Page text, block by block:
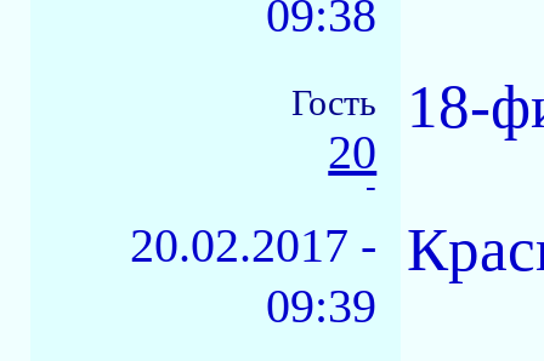
09:38
Гость
20
-
20.02.2017 -
09:39
18-